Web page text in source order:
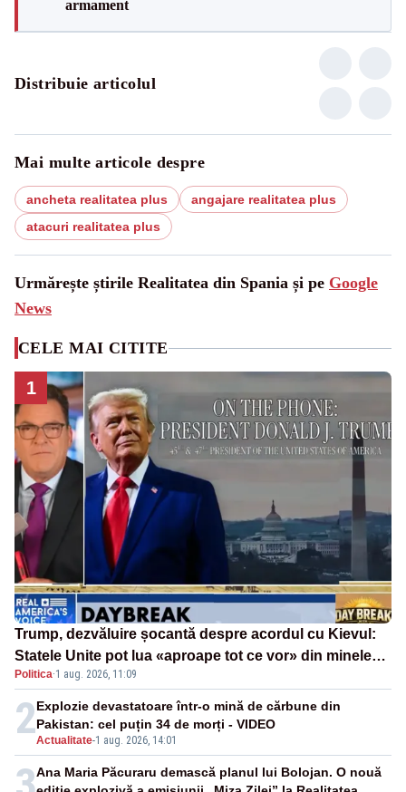
armament
Distribuie articolul
Mai multe articole despre
ancheta realitatea plus
angajare realitatea plus
atacuri realitatea plus
Urmărește știrile Realitatea din Spania și pe Google
News
CELE MAI CITITE
1
Trump, dezvăluire șocantă despre acordul cu Kievul:
Statele Unite pot lua «aproape tot ce vor» din minele
Ucrainei”
Politica·1 aug. 2026, 11:09
2Actualitate-1 aug. 2026, 14:01
Explozie devastatoare într-o mină de cărbune din
Pakistan: cel puțin 34 de morți - VIDEO
Ana Maria Păcuraru demască planul lui Bolojan. O nouă